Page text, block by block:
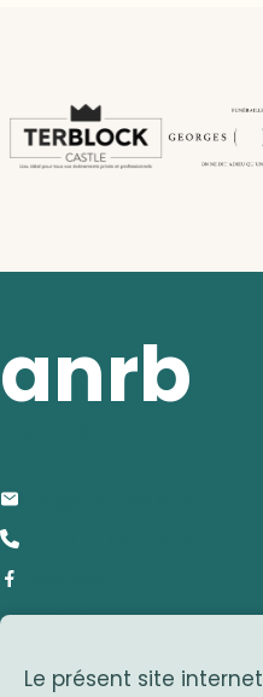
Le présent site
anrb
adresse
Avenue Franklin